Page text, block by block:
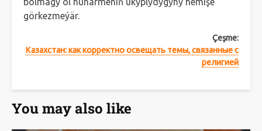
görkezmeýär.
Çeşme:
Казахстан: как корректно освещать темы, связанные с
религией
You may also like